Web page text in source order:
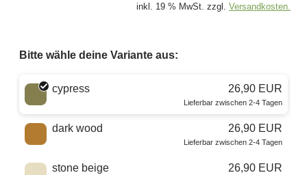
inkl. 19 % MwSt. zzgl. Versandkosten.
Bitte wähle deine Variante aus:
Wähle eine Farbe
cypress 26,90 EUR
Lieferbar zwischen 2-4 Tagen
dark wood 26,90 EUR
Lieferbar zwischen 2-4 Tagen
stone beige 26,90 EUR